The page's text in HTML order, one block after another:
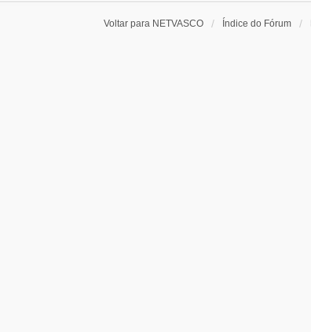
Voltar para NETVASCO Índice do Fórum